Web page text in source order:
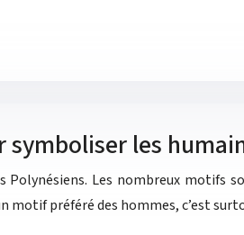
symboliser les
Les nombreux motifs
motif préféré des hommes, c’est